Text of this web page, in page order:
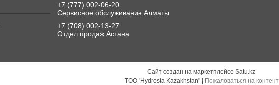
+7 (777) 002-06-20
Сервисное обслуживание Алматы
+7 (708) 002-13-27
Отдел продаж Астана
Сайт создан на маркетплейсе Satu.kz
TOO "Hydrosta Kazakhstan" | Пожаловаться на контент